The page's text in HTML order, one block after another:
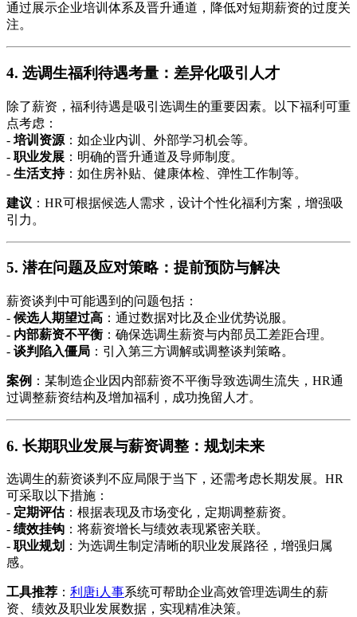
通过展示企业培训体系及晋升通道，降低对短期薪资的过度关
注。
4. 选调生福利待遇考量：差异化吸引人才
除了薪资，福利待遇是吸引选调生的重要因素。以下福利可重
点考虑：
- 培训资源 ：如企业内训、外部学习机会等。
- 职业发展 ：明确的晋升通道及导师制度。
- 生活支持：如住房补贴、健康体检、弹性工作制等。
建议 ：HR可根据候选人需求，设计个性化福利方案，增强吸
引力。
5. 潜在问题及应对策略：提前预防与解决
薪资谈判中可能遇到的问题包括：
- 候选人期望过高 ：通过数据对比及企业优势说服。
- 内部薪资不平衡 ：确保选调生薪资与内部员工差距合理。
- 谈判陷入僵局 ：引入第三方调解或调整谈判策略。
案例 ：某制造企业因内部薪资不平衡导致选调生流失，HR通
过调整薪资结构及增加福利，成功挽留人才。
6. 长期职业发展与薪资调整：规划未来
选调生的薪资谈判不应局限于当下，还需考虑长期发展。HR
可采取以下措施：
- 定期评估：根据表现及市场变化，定期调整薪资。
- 绩效挂钩 ：将薪资增长与绩效表现紧密关联。
- 职业规划 ：为选调生制定清晰的职业发展路径，增强归属
感。
工具推荐 ： 利唐i人事系统可帮助企业高效管理选调生的薪
资、绩效及职业发展数据，实现精准决策。